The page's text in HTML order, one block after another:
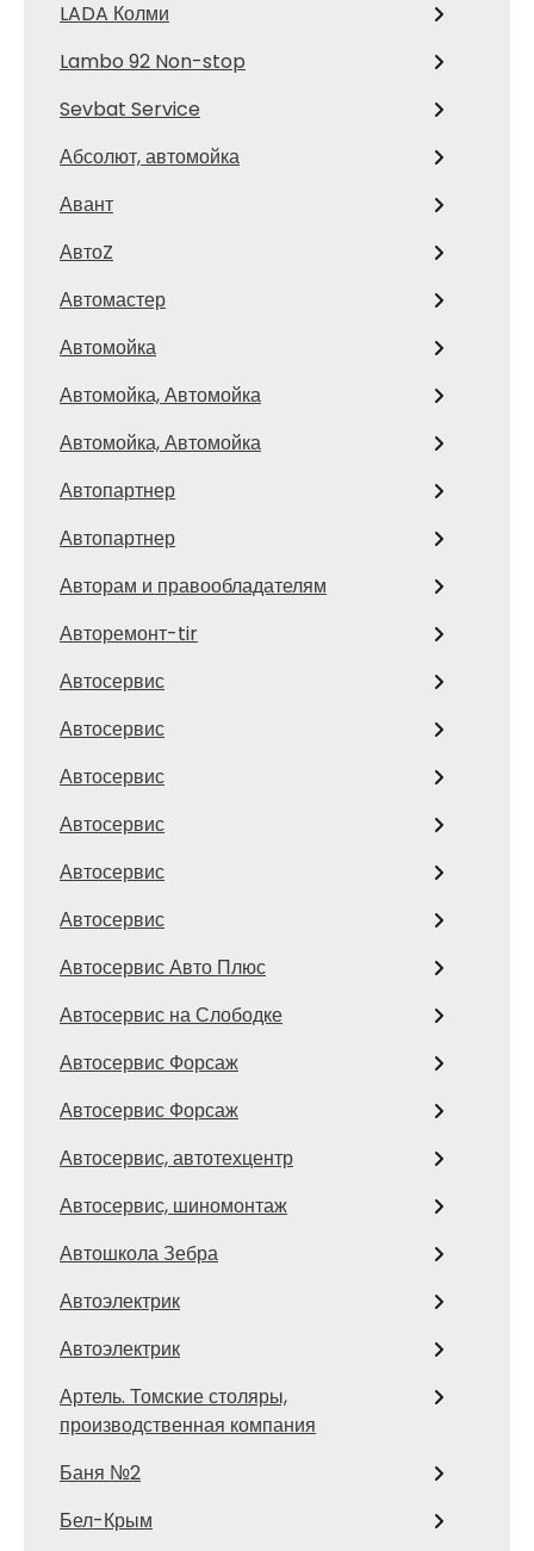
LADA Колми
Lambo 92 Non-stop
Sevbat Service
Абсолют, автомойка
Авант
АвтоZ
Автомастер
Автомойка
Автомойка, Автомойка
Автомойка, Автомойка
Автопартнер
Автопартнер
Авторам и правообладателям
Авторемонт-tir
Автосервис
Автосервис
Автосервис
Автосервис
Автосервис
Автосервис
Автосервис Авто Плюс
Автосервис на Слободке
Автосервис Форсаж
Автосервис Форсаж
Автосервис, автотехцентр
Автосервис, шиномонтаж
Автошкола Зебра
Автоэлектрик
Автоэлектрик
Артель. Томские столяры,
производственная компания
Баня №2
Бел-Крым